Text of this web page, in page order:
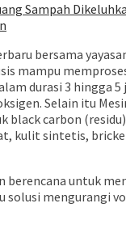
Sampah
bersama
mampu
durasi 3 hingga
Selain itu
black carbon
kulit sintetis,
berencana untuk
solusi mengurangi